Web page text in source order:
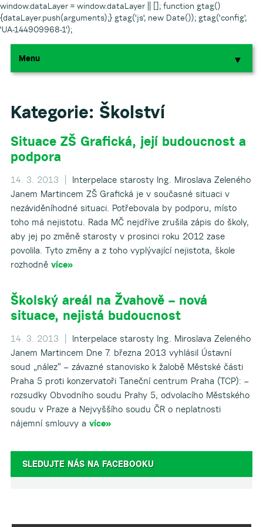
window.dataLayer = window.dataLayer || []; function gtag()
{dataLayer.push(arguments);} gtag('js', new Date()); gtag('config',
'UA-144909968-1');
Menu ▼
▼
▼
▼
▼
Kategorie: Školství
Situace ZŠ Grafická, její budoucnost a
podpora
14. 3. 2013 |
Interpelace starosty Ing. Miroslava Zeleného
Janem Martincem ZŠ Grafická je v současné situaci v
nezáviděníhodné situaci. Potřebovala by podporu, místo
toho má nejistotu. Rada MČ nejdříve zrušila zápis do školy,
aby jej po změně starosty v prosinci roku 2012 zase
povolila. Tyto změny a z toho vyplývající nejistota, škole
rozhodně více»
Školský areál na Žvahově – nová
situace, nejistá budoucnost
14. 3. 2013 |
Interpelace starosty Ing. Miroslava Zeleného
Janem Martincem Dne 7. března 2013 vyhlásil Ústavní
soud „nález“ – závazné stanovisko k žalobě Městské části
Praha 5 proti konzervatoři Taneční centrum Praha (TCP): –
rozsudky Obvodního soudu Prahy 5, odvolacího Městského
soudu v Praze a Nejvyššího soudu ČR o neplatnosti
nájemní smlouvy a více»
SLEDUJTE NÁS NA FACEBOOKU